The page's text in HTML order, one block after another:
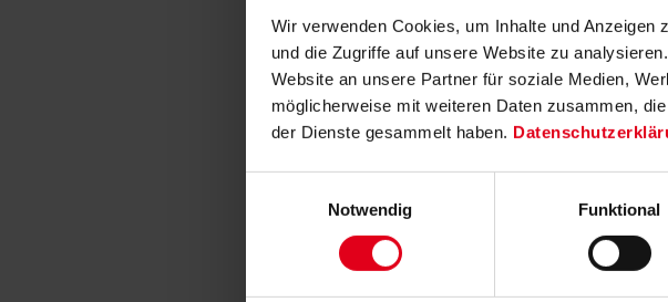
Wir verwenden Cookies, um Inhalte und
und die Zugriffe auf unsere Website zu
Website an unsere Partner für soziale Medien,
möglicherweise mit weiteren Daten zusammen,
der Dienste gesammelt haben.
Notwendig
Funktional